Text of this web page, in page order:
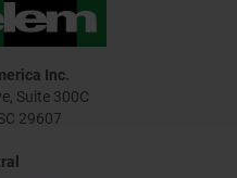
Inc.
Suite 300C
29607